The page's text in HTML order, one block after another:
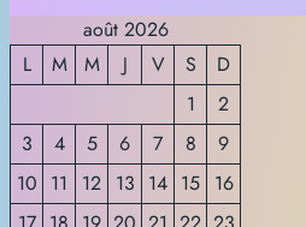
août 2026
L
M M J V S
D
1
2
3
4 5 6 7 8
9
10 11 12 13 14 15 16